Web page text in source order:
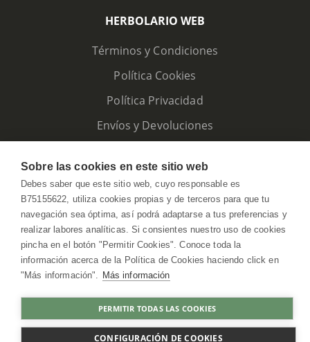
COMPRAR
HERBOLARIO WEB
Términos y Condiciones
Política Cookies
Política Privacidad
Envíos y Devoluciones
HerbolarioWeb © 2026. All Rights Reserved
Sobre las cookies en este sitio web
Debes saber que este sitio web, cuyo responsable es
B75155622, utiliza cookies propias y de terceros para que tu
navegación sea óptima, así podrá adaptarse a tus preferencias y
realizar labores analíticas. Si consientes nuestro uso de cookies
pincha en el botón "Permitir Cookies". Conoce toda la
información acerca de la Política de Cookies haciendo click en
"Más información". Más información
PERMITIR TODAS LAS COOKIES
CONFIGURACIÓN DE COOKIES